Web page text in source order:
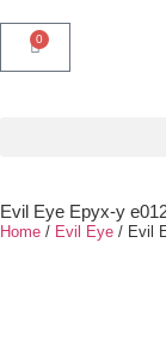
0
Evil Eye Epyx-y
Home / Evil Eye / Evil